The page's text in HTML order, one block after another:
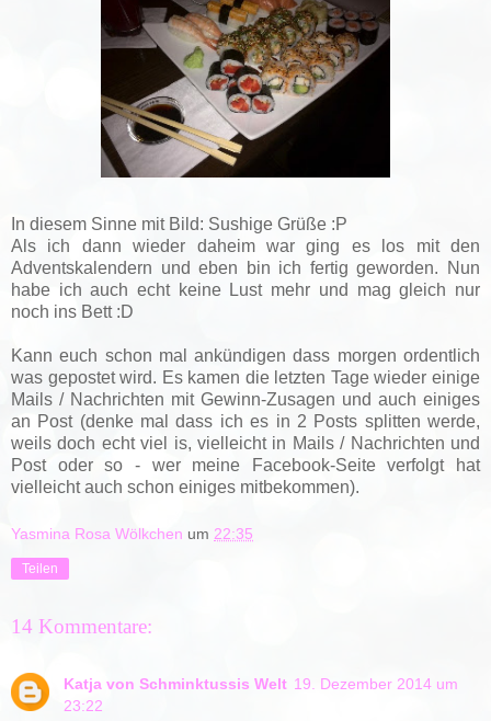
In diesem Sinne mit Bild: Sushige Grüße :P
Als ich dann wieder daheim war ging es los mit den
Adventskalendern und eben bin ich fertig geworden. Nun
habe ich auch echt keine Lust mehr und mag gleich nur
noch ins Bett :D
Kann euch schon mal ankündigen dass morgen ordentlich
was gepostet wird. Es kamen die letzten Tage wieder einige
Mails / Nachrichten mit Gewinn-Zusagen und auch einiges
an Post (denke mal dass ich es in 2 Posts splitten werde,
weils doch echt viel is, vielleicht in Mails / Nachrichten und
Post oder so - wer meine Facebook-Seite verfolgt hat
vielleicht auch schon einiges mitbekommen).
Yasmina Rosa Wölkchen um 22:35
Teilen
14 Kommentare:
Katja von Schminktussis Welt 19. Dezember 2014 um
23:22